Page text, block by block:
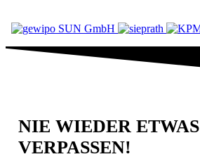
NIE WIEDER ETWAS
VERPASSEN!